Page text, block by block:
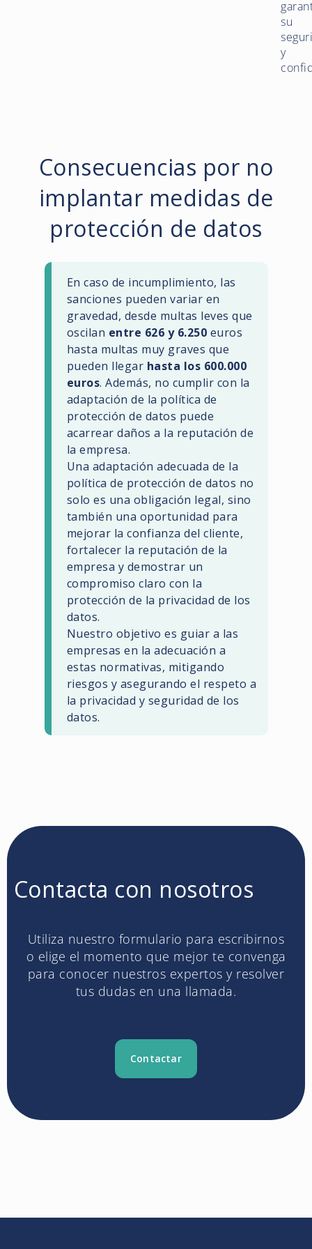
su
y
Consecuencias por no
implantar medidas de
protección de datos
En caso de incumplimiento, las
sanciones pueden variar en
gravedad, desde multas leves que
oscilan entre 626 y 6.250 euros
hasta multas muy graves que
pueden llegar hasta los 600.000
euros. Además, no cumplir con la
adaptación de la política de
protección de datos puede
acarrear daños a la reputación de
la empresa.
Una adaptación adecuada de la
política de protección de datos no
solo es una obligación legal, sino
también una oportunidad para
mejorar la confianza del cliente,
fortalecer la reputación de la
empresa y demostrar un
compromiso claro con la
protección de la privacidad de los
datos.
Nuestro objetivo es guiar a las
empresas en la adecuación a
estas normativas, mitigando
riesgos y asegurando el respeto a
la privacidad y seguridad de los
datos.
Contacta con nosotros
Utiliza nuestro formulario para escribirnos
o elige el momento que mejor te convenga
para conocer nuestros expertos y resolver
tus dudas en una llamada.
Contactar